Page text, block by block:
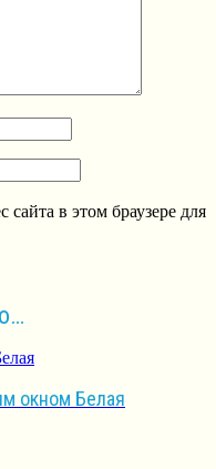
в этом браузере для
окном Белая